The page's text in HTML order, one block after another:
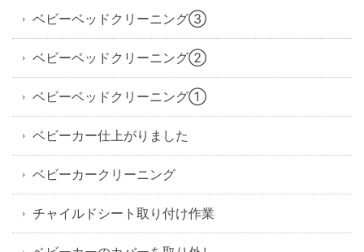
ベビーベッドクリーニング③
ベビーベッドクリーニング②
ベビーベッドクリーニング①
ベビーカー仕上がりました
ベビーカークリーニング
チャイルドシート取り付け作業